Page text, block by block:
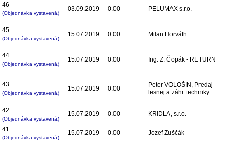
46
(Objednávka vystavená)
03.09.2019 0.00 PELUMAX s.r.o.
45
(Objednávka vystavená)
15.07.2019 0.00 Milan Horváth
44
(Objednávka vystavená)
15.07.2019 0.00 Ing. Z. Čopák - RETURN
43
(Objednávka vystavená)
15.07.2019 0.00
Peter VOLOŠIN, Predaj
lesnej a záhr. techniky
42
(Objednávka vystavená)
15.07.2019 0.00 KRIDLA, s.r.o.
41
(Objednávka vystavená)
15.07.2019 0.00 Jozef Zuščák